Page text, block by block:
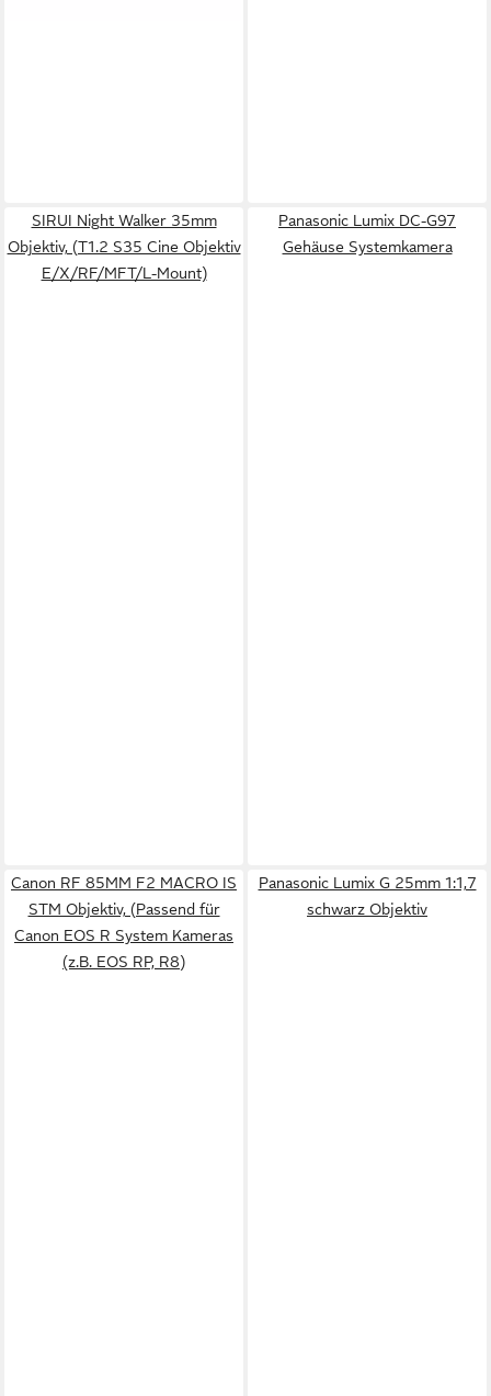
SIRUI Night Walker 35mm
Objektiv, (T1.2 S35 Cine Objektiv
E/X/RF/MFT/L-Mount)
Panasonic Lumix DC-G97
Gehäuse Systemkamera
Canon RF 85MM F2 MACRO IS
STM Objektiv, (Passend für
Canon EOS R System Kameras
(z.B. EOS RP, R8)
Panasonic Lumix G 25mm 1:1,7
schwarz Objektiv